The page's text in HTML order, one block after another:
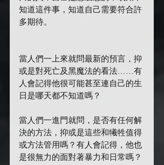
知道這件事，知道自己需要符合許
多期待。
當人們一上來就問最新的預言，抑
或是對死亡及黑魔法的看法……有
人會記得他很可能甚至連自己的生
日是哪天都不知道嗎？
當人們一進門就問，是否有任何解
決的方法，抑或是這些和犧牲值得
或方法管用嗎？有人會記得，他也
是很無力的面對著暴力和日常嗎？